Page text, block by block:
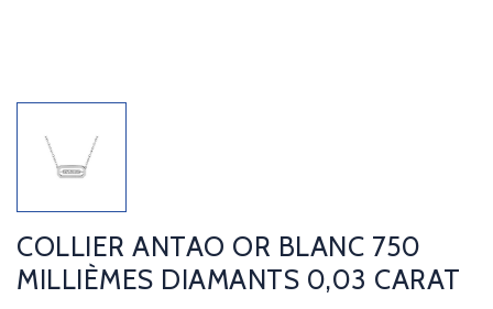
COLLIER ANTAO OR BLANC 750
MILLIÈMES DIAMANTS 0,03 CARAT